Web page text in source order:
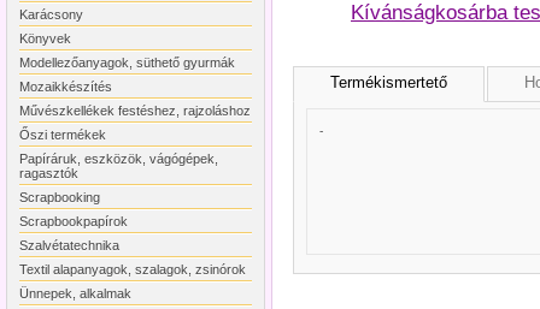
Karácsony
Könyvek
Modellezőanyagok, süthető gyurmák
Mozaikkészítés
Művészkellékek festéshez, rajzoláshoz
Őszi termékek
Papíráruk, eszközök, vágógépek,
ragasztók
Scrapbooking
Scrapbookpapírok
Szalvétatechnika
Textil alapanyagok, szalagok, zsinórok
Ünnepek, alkalmak
Kívánságkosárba
Termékismertető
-